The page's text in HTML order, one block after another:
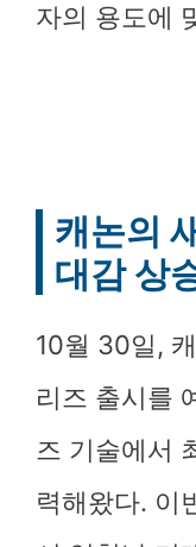
자의 용도에
캐논의
대감 상
10월 30일,
리즈 출시를
즈 기술에서
력해왔다. 이